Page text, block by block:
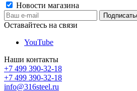
Новости магазина
Оставайтесь на связи
YouTube
Наши контакты
+7 499 390-32-18
+7 499 390-32-18
info@316steel.ru